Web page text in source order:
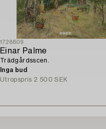
1728809
Einar Palme
Trädgårdsscen.
Inga bud
Utropspris 2 500 SEK